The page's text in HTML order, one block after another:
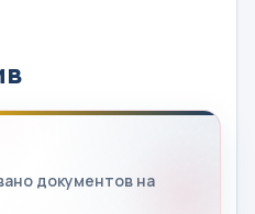
документов на